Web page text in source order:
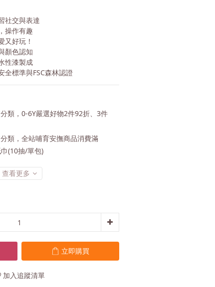
社交與表達
操作有趣
又好玩！
顏色認知
性漆製成
標準與FSC森林認證
類，0-6Y嚴選好物2件92折、3件
類，全站哺育安撫商品消費滿
(10抽/單包)
查看更多
立即購買
加入追蹤清單